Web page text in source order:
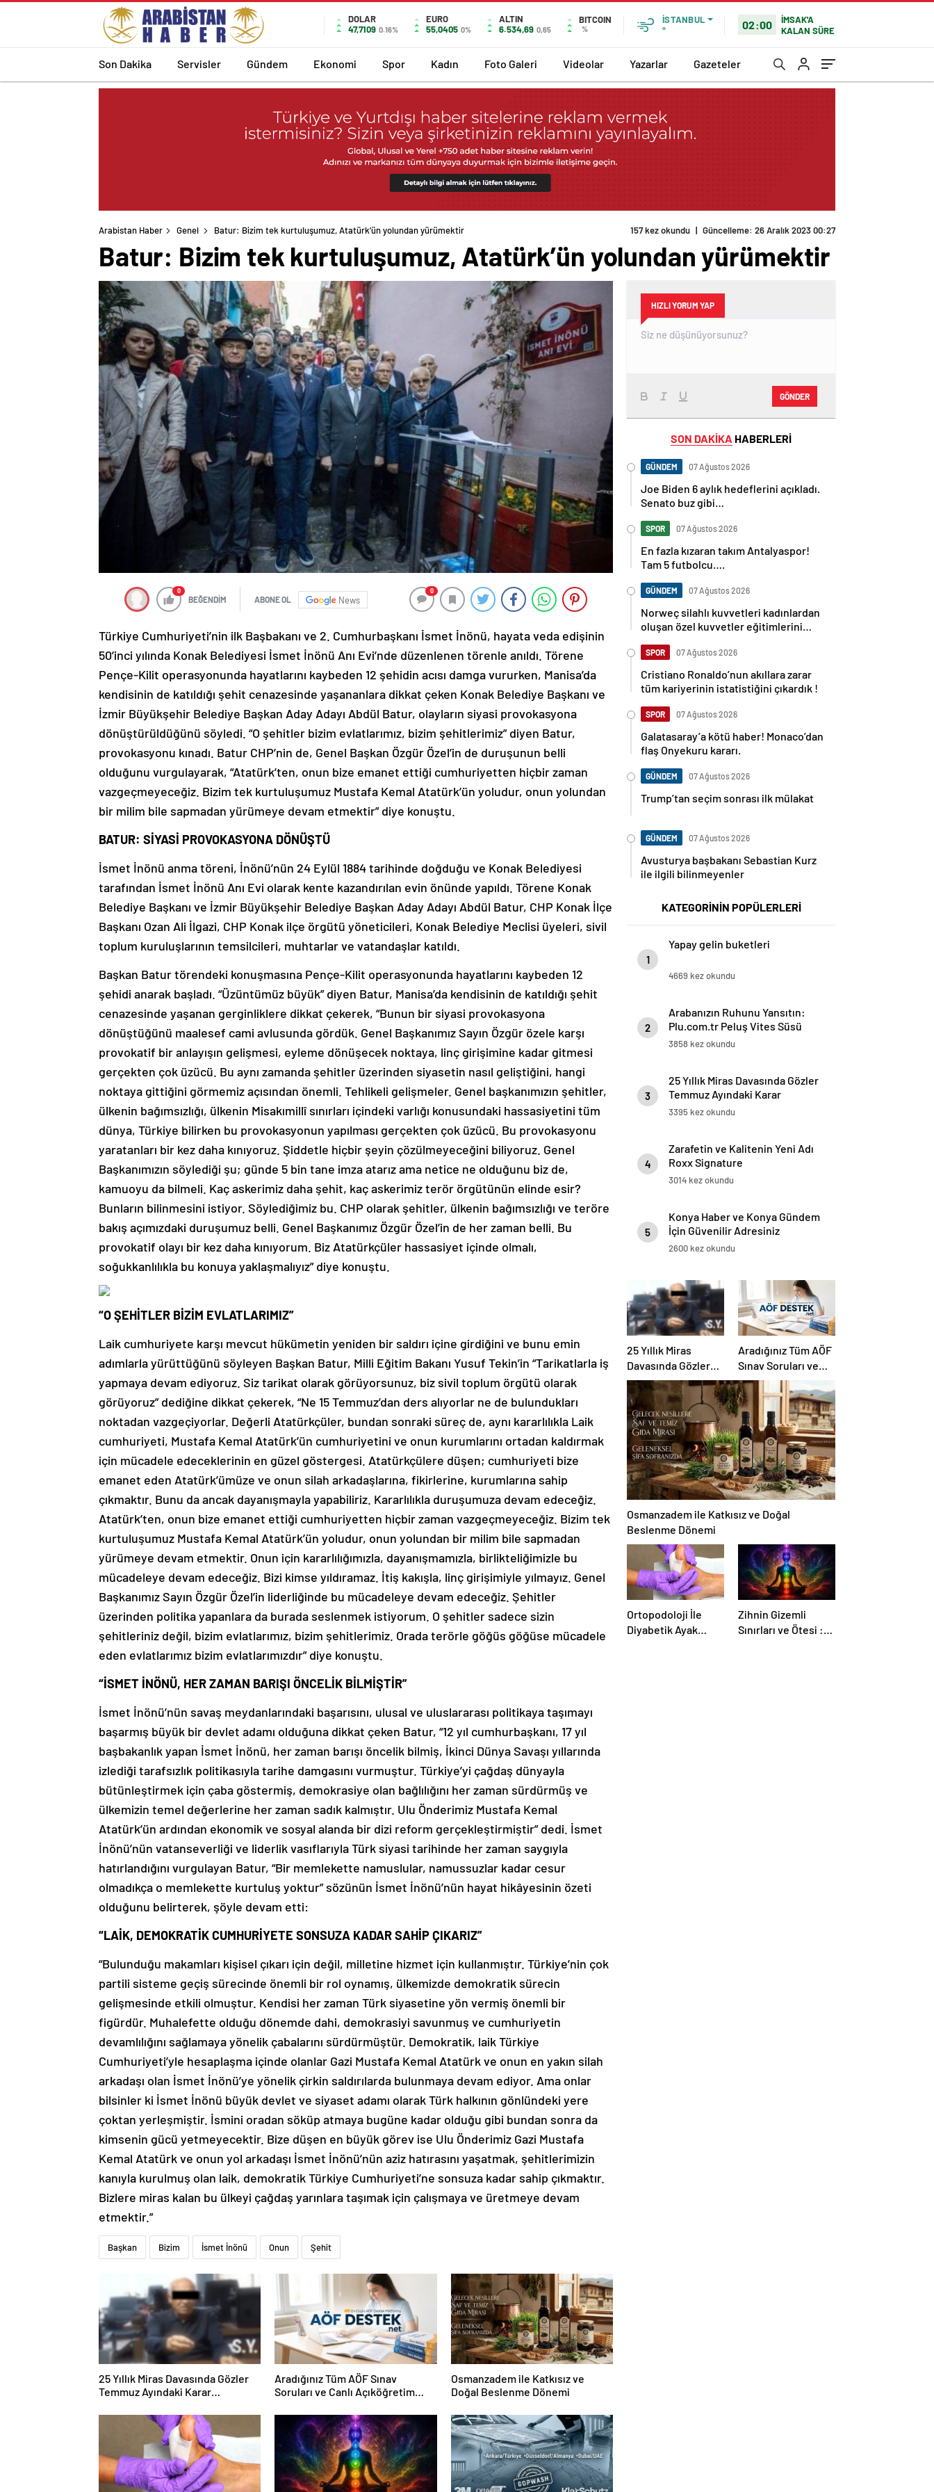
DOLAR
47,7109 0.16%
EURO
55,0405 0%
ALTIN
6.534,69 0,65
BITCOIN
%
İSTANBUL
°
02:00
İMSAK'A
KALAN SÜRE
Son Dakika Servisler Gündem Ekonomi Spor Kadın Foto Galeri Videolar Yazarlar Gazeteler
Arabistan Haber Genel Batur: Bizim tek kurtuluşumuz, Atatürk’ün yolundan yürümektir
Batur: Bizim tek kurtuluşumuz, Atatürk’ün yolundan yürümektir
0
BEĞENDİM ABONE OL News
0
Türkiye Cumhuriyeti’nin ilk Başbakanı ve 2. Cumhurbaşkanı İsmet İnönü, hayata veda edişinin
50’inci yılında Konak Belediyesi İsmet İnönü Anı Evi’nde düzenlenen törenle anıldı. Törene
Pençe-Kilit operasyonunda hayatlarını kaybeden 12 şehidin acısı damga vururken, Manisa’da
kendisinin de katıldığı şehit cenazesinde yaşananlara dikkat çeken Konak Belediye Başkanı ve
İzmir Büyükşehir Belediye Başkan Aday Adayı Abdül Batur, olayların siyasi provokasyona
dönüştürüldüğünü söyledi. “O şehitler bizim evlatlarımız, bizim şehitlerimiz” diyen Batur,
provokasyonu kınadı. Batur CHP’nin de, Genel Başkan Özgür Özel’in de duruşunun belli
olduğunu vurgulayarak, “Atatürk’ten, onun bize emanet ettiği cumhuriyetten hiçbir zaman
vazgeçmeyeceğiz. Bizim tek kurtuluşumuz Mustafa Kemal Atatürk’ün yoludur, onun yolundan
bir milim bile sapmadan yürümeye devam etmektir” diye konuştu.
BATUR: SİYASİ PROVOKASYONA DÖNÜŞTÜ
İsmet İnönü anma töreni, İnönü’nün 24 Eylül 1884 tarihinde doğduğu ve Konak Belediyesi
tarafından İsmet İnönü Anı Evi olarak kente kazandırılan evin önünde yapıldı. Törene Konak
Belediye Başkanı ve İzmir Büyükşehir Belediye Başkan Aday Adayı Abdül Batur, CHP Konak İlçe
Başkanı Ozan Ali İlgazi, CHP Konak ilçe örgütü yöneticileri, Konak Belediye Meclisi üyeleri, sivil
toplum kuruluşlarının temsilcileri, muhtarlar ve vatandaşlar katıldı.
Başkan Batur törendeki konuşmasına Pençe-Kilit operasyonunda hayatlarını kaybeden 12
şehidi anarak başladı. “Üzüntümüz büyük” diyen Batur, Manisa’da kendisinin de katıldığı şehit
cenazesinde yaşanan gerginliklere dikkat çekerek, “Bunun bir siyasi provokasyona
dönüştüğünü maalesef cami avlusunda gördük. Genel Başkanımız Sayın Özgür özele karşı
provokatif bir anlayışın gelişmesi, eyleme dönüşecek noktaya, linç girişimine kadar gitmesi
gerçekten çok üzücü. Bu aynı zamanda şehitler üzerinden siyasetin nasıl geliştiğini, hangi
noktaya gittiğini görmemiz açısından önemli. Tehlikeli gelişmeler. Genel başkanımızın şehitler,
ülkenin bağımsızlığı, ülkenin Misakımillî sınırları içindeki varlığı konusundaki hassasiyetini tüm
dünya, Türkiye bilirken bu provokasyonun yapılması gerçekten çok üzücü. Bu provokasyonu
yaratanları bir kez daha kınıyoruz. Şiddetle hiçbir şeyin çözülmeyeceğini biliyoruz. Genel
Başkanımızın söylediği şu; günde 5 bin tane imza atarız ama netice ne olduğunu biz de,
kamuoyu da bilmeli. Kaç askerimiz daha şehit, kaç askerimiz terör örgütünün elinde esir?
Bunların bilinmesini istiyor. Söylediğimiz bu. CHP olarak şehitler, ülkenin bağımsızlığı ve teröre
bakış açımızdaki duruşumuz belli. Genel Başkanımız Özgür Özel’in de her zaman belli. Bu
provokatif olayı bir kez daha kınıyorum. Biz Atatürkçüler hassasiyet içinde olmalı,
soğukkanlılıkla bu konuya yaklaşmalıyız” diye konuştu.
“O ŞEHİTLER BİZİM EVLATLARIMIZ”
Laik cumhuriyete karşı mevcut hükümetin yeniden bir saldırı içine girdiğini ve bunu emin
adımlarla yürüttüğünü söyleyen Başkan Batur, Milli Eğitim Bakanı Yusuf Tekin’in “Tarikatlarla iş
yapmaya devam ediyoruz. Siz tarikat olarak görüyorsunuz, biz sivil toplum örgütü olarak
görüyoruz” dediğine dikkat çekerek, “Ne 15 Temmuz’dan ders alıyorlar ne de bulundukları
noktadan vazgeçiyorlar. Değerli Atatürkçüler, bundan sonraki süreç de, aynı kararlılıkla Laik
cumhuriyeti, Mustafa Kemal Atatürk’ün cumhuriyetini ve onun kurumlarını ortadan kaldırmak
için mücadele edeceklerinin en güzel göstergesi. Atatürkçülere düşen; cumhuriyeti bize
emanet eden Atatürk’ümüze ve onun silah arkadaşlarına, fikirlerine, kurumlarına sahip
çıkmaktır. Bunu da ancak dayanışmayla yapabiliriz. Kararlılıkla duruşumuza devam edeceğiz.
Atatürk’ten, onun bize emanet ettiği cumhuriyetten hiçbir zaman vazgeçmeyeceğiz. Bizim tek
kurtuluşumuz Mustafa Kemal Atatürk’ün yoludur, onun yolundan bir milim bile sapmadan
yürümeye devam etmektir. Onun için kararlılığımızla, dayanışmamızla, birlikteliğimizle bu
mücadeleye devam edeceğiz. Bizi kimse yıldıramaz. İtiş kakışla, linç girişimiyle yılmayız. Genel
Başkanımız Sayın Özgür Özel’in liderliğinde bu mücadeleye devam edeceğiz. Şehitler
üzerinden politika yapanlara da burada seslenmek istiyorum. O şehitler sadece sizin
şehitleriniz değil, bizim evlatlarımız, bizim şehitlerimiz. Orada terörle göğüs göğüse mücadele
eden evlatlarımız bizim evlatlarımızdır” diye konuştu.
“İSMET İNÖNÜ, HER ZAMAN BARIŞI ÖNCELİK BİLMİŞTİR”
İsmet İnönü’nün savaş meydanlarındaki başarısını, ulusal ve uluslararası politikaya taşımayı
başarmış büyük bir devlet adamı olduğuna dikkat çeken Batur, “12 yıl cumhurbaşkanı, 17 yıl
başbakanlık yapan İsmet İnönü, her zaman barışı öncelik bilmiş, İkinci Dünya Savaşı yıllarında
izlediği tarafsızlık politikasıyla tarihe damgasını vurmuştur. Türkiye’yi çağdaş dünyayla
bütünleştirmek için çaba göstermiş, demokrasiye olan bağlılığını her zaman sürdürmüş ve
ülkemizin temel değerlerine her zaman sadık kalmıştır. Ulu Önderimiz Mustafa Kemal
Atatürk’ün ardından ekonomik ve sosyal alanda bir dizi reform gerçekleştirmiştir” dedi. İsmet
İnönü’nün vatanseverliği ve liderlik vasıflarıyla Türk siyasi tarihinde her zaman saygıyla
hatırlandığını vurgulayan Batur, “Bir memlekette namuslular, namussuzlar kadar cesur
olmadıkça o memlekette kurtuluş yoktur” sözünün İsmet İnönü’nün hayat hikâyesinin özeti
olduğunu belirterek, şöyle devam etti:
“LAİK, DEMOKRATİK CUMHURİYETE SONSUZA KADAR SAHİP ÇIKARIZ”
“Bulunduğu makamları kişisel çıkarı için değil, milletine hizmet için kullanmıştır. Türkiye’nin çok
partili sisteme geçiş sürecinde önemli bir rol oynamış, ülkemizde demokratik sürecin
gelişmesinde etkili olmuştur. Kendisi her zaman Türk siyasetine yön vermiş önemli bir
figürdür. Muhalefette olduğu dönemde dahi, demokrasiyi savunmuş ve cumhuriyetin
devamlılığını sağlamaya yönelik çabalarını sürdürmüştür. Demokratik, laik Türkiye
Cumhuriyeti’yle hesaplaşma içinde olanlar Gazi Mustafa Kemal Atatürk ve onun en yakın silah
arkadaşı olan İsmet İnönü’ye yönelik çirkin saldırılarda bulunmaya devam ediyor. Ama onlar
bilsinler ki İsmet İnönü büyük devlet ve siyaset adamı olarak Türk halkının gönlündeki yere
çoktan yerleşmiştir. İsmini oradan söküp atmaya bugüne kadar olduğu gibi bundan sonra da
kimsenin gücü yetmeyecektir. Bize düşen en büyük görev ise Ulu Önderimiz Gazi Mustafa
Kemal Atatürk ve onun yol arkadaşı İsmet İnönü’nün aziz hatırasını yaşatmak, şehitlerimizin
kanıyla kurulmuş olan laik, demokratik Türkiye Cumhuriyeti’ne sonsuza kadar sahip çıkmaktır.
Bizlere miras kalan bu ülkeyi çağdaş yarınlara taşımak için çalışmaya ve üretmeye devam
etmektir.”
Başkan Bizim İsmet İnönü Onun Şehit
25 Yıllık Miras Davasında Gözler
Temmuz Ayındaki Karar
Aradığınız Tüm AÖF Sınav
Soruları ve Canlı Açıköğretim
Osmanzadem ile Katkısız ve
Doğal Beslenme Dönemi
HIZLI YORUM YAP
GÖNDER
SON DAKİKA HABERLERİ
GÜNDEM 07 Ağustos 2026
Joe Biden 6 aylık hedeflerini açıkladı.
Senato buz gibi…
SPOR 07 Ağustos 2026
En fazla kızaran takım Antalyaspor!
Tam 5 futbolcu….
GÜNDEM 07 Ağustos 2026
Norweç silahlı kuvvetleri kadınlardan
oluşan özel kuvvetler eğitimlerini
SPOR 07 Ağustos 2026
Cristiano Ronaldo’nun akıllara zarar
tüm kariyerinin istatistiğini çıkardık !
SPOR 07 Ağustos 2026
Galatasaray’a kötü haber! Monaco’dan
flaş Onyekuru kararı.
GÜNDEM 07 Ağustos 2026
Trump’tan seçim sonrası ilk mülakat
GÜNDEM 07 Ağustos 2026
Avusturya başbakanı Sebastian Kurz
ile ilgili bilinmeyenler
KATEGORİNİN POPÜLERLERİ
1
Yapay gelin buketleri
4669 kez okundu
2
Arabanızın Ruhunu Yansıtın:
Plu.com.tr Peluş Vites Süsü
Modelleri
3858 kez okundu
3
25 Yıllık Miras Davasında Gözler
Temmuz Ayındaki Karar
Duruşmasına Çevrildi
3395 kez okundu
4
Zarafetin ve Kalitenin Yeni Adı
Roxx Signature
3014 kez okundu
5
Konya Haber ve Konya Gündem
İçin Güvenilir Adresiniz
2600 kez okundu
25 Yıllık Miras
Davasında Gözler
Temmuz Ayındaki
Karar Duruşmasına
Çevrildi
Aradığınız Tüm AÖF
Sınav Soruları ve
Canlı Açıköğretim
Forumu Burada
Osmanzadem ile Katkısız ve Doğal
Beslenme Dönemi
Ortopodoloji İle
Diyabetik Ayak
Zihnin Gizemli
Sınırları ve Ötesi :